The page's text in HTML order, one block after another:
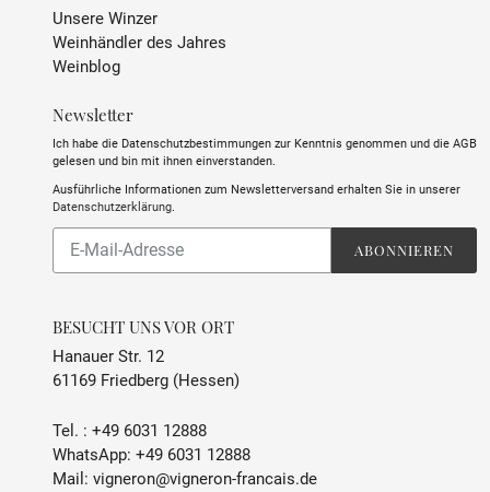
Unsere Winzer
Weinhändler des Jahres
Weinblog
Newsletter
Ich habe die Datenschutzbestimmungen zur Kenntnis genommen und die AGB
gelesen und bin mit ihnen einverstanden.
Ausführliche Informationen zum Newsletterversand erhalten Sie in unserer
Datenschutzerklärung.
unsere
ABONNIEREN
BESUCHT UNS VOR ORT
Hanauer Str. 12
61169 Friedberg (Hessen)
Tel. : +49 6031 12888
WhatsApp: +49 6031 12888
Mail: vigneron@vigneron-francais.de